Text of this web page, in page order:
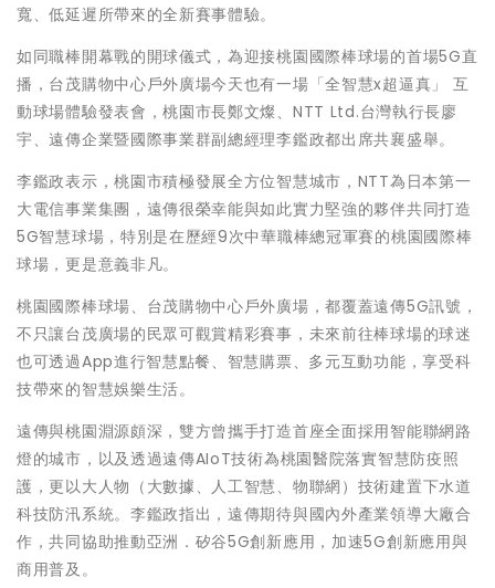
寬、低延遲所帶來的全新賽事體驗。
如同職棒開幕戰的開球儀式，為迎接桃園國際棒球場的首場5G直
播，台茂購物中心戶外廣場今天也有一場「全智慧x超逼真」 互
動球場體驗發表會，桃園市長鄭文燦、NTT Ltd.台灣執行長廖
宇、遠傳企業暨國際事業群副總經理李鑑政都出席共襄盛舉。
李鑑政表示，桃園市積極發展全方位智慧城市，NTT為日本第一
大電信事業集團，遠傳很榮幸能與如此實力堅強的夥伴共同打造
5G智慧球場，特別是在歷經9次中華職棒總冠軍賽的桃園國際棒
球場，更是意義非凡。
桃園國際棒球場、台茂購物中心戶外廣場，都覆蓋遠傳5G訊號，
不只讓台茂廣場的民眾可觀賞精彩賽事，未來前往棒球場的球迷
也可透過App進行智慧點餐、智慧購票、多元互動功能，享受科
技帶來的智慧娛樂生活。
遠傳與桃園淵源頗深，雙方曾攜手打造首座全面採用智能聯網路
燈的城市，以及透過遠傳AIoT技術為桃園醫院落實智慧防疫照
護，更以大人物（大數據、人工智慧、物聯網）技術建置下水道
科技防汛系統。李鑑政指出，遠傳期待與國內外產業領導大廠合
作，共同協助推動亞洲．矽谷5G創新應用，加速5G創新應用與
商用普及。